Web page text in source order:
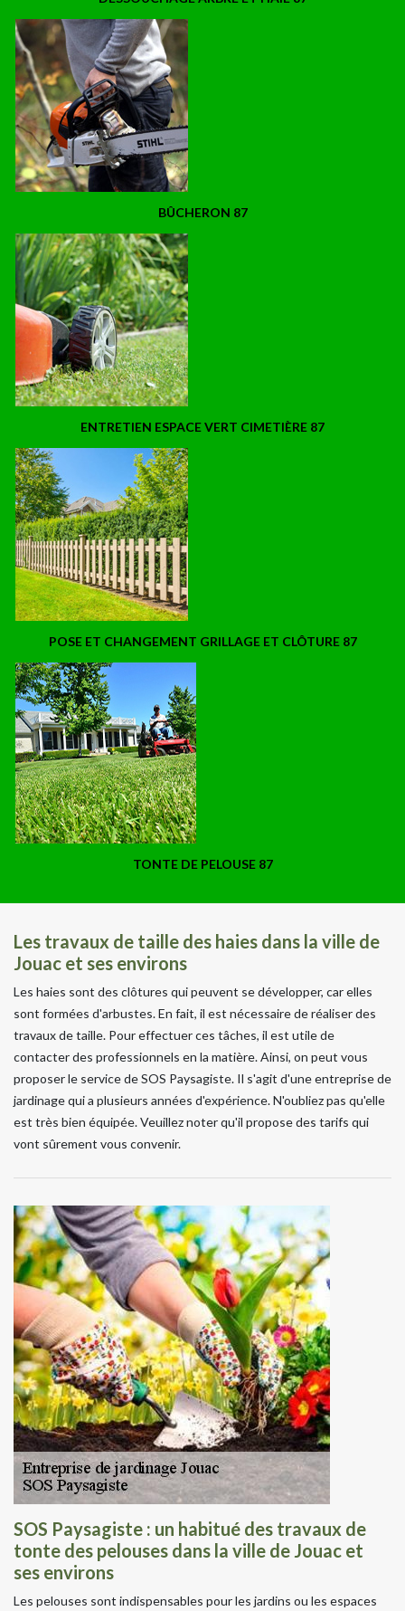
BÛCHERON 87
ENTRETIEN ESPACE VERT CIMETIÈRE 87
POSE ET CHANGEMENT GRILLAGE ET CLÔTURE 87
TONTE DE PELOUSE 87
Les travaux de taille des haies dans la ville de
Jouac et ses environs
Les haies sont des clôtures qui peuvent se développer, car elles
sont formées d'arbustes. En fait, il est nécessaire de réaliser des
travaux de taille. Pour effectuer ces tâches, il est utile de
contacter des professionnels en la matière. Ainsi, on peut vous
proposer le service de SOS Paysagiste. Il s'agit d'une entreprise de
jardinage qui a plusieurs années d'expérience. N'oubliez pas qu'elle
est très bien équipée. Veuillez noter qu'il propose des tarifs qui
vont sûrement vous convenir.
SOS Paysagiste : un habitué des travaux de
tonte des pelouses dans la ville de Jouac et
ses environs
Les pelouses sont indispensables pour les jardins ou les espaces